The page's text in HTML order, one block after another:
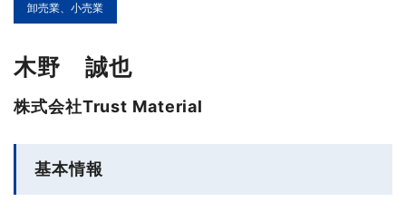
卸売業、小売業
木野 誠也
株式会社Trust Material
基本情報